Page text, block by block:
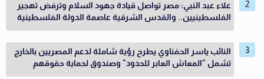
علاء عبد النبي: مصر تواصل قيادة جهود السلام وترفض تهجير
الفلسطينيين.. والقدس الشرقية عاصمة الدولة الفلسطينية
النائب ياسر الحفناوي يطرح رؤية شاملة لدعم المصريين بالخارج
تشمل "المعاش العابر للحدود" وصندوق لحماية حقوقهم